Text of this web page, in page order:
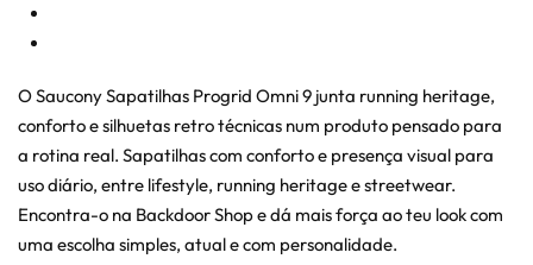
O Saucony Sapatilhas Progrid Omni 9 junta running heritage,
conforto e silhuetas retro técnicas num produto pensado para
a rotina real. Sapatilhas com conforto e presença visual para
uso diário, entre lifestyle, running heritage e streetwear.
Encontra-o na Backdoor Shop e dá mais força ao teu look com
uma escolha simples, atual e com personalidade.